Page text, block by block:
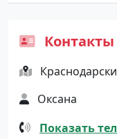
Оксана
Показать